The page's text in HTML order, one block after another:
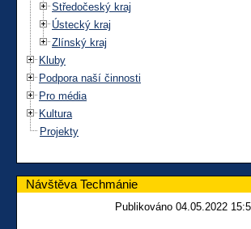
Středočeský kraj
Ústecký kraj
Zlínský kraj
Kluby
Podpora naší činnosti
Pro média
Kultura
Projekty
Návštěva Techmánie
Publikováno 04.05.2022